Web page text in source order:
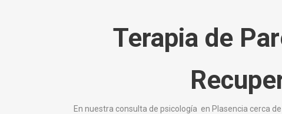
Terapia de
En nuestra consulta de psicología en Plasencia cerca